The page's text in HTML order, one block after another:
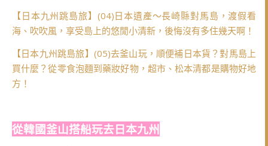
【日本九州跳島旅】(04)日本遺產～長崎縣對馬島，渡假看
海、吹吹風，享受島上的悠閒小清新，後悔沒有多住幾天啊！
【日本九州跳島旅】(05)去釜山玩，順便補日本貨？對馬島上
買什麼？從零食泡麵到藥妝好物，超市、松本清都是購物好地
方！
從韓國釜山搭船玩去日本九州